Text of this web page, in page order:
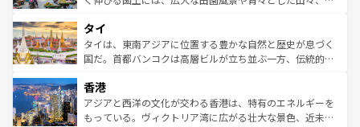
リティに包まれながら、韓国の多彩な魅力を心ゆくまで味
わってみてほしい。 なお、新着の韓国情報はコンテンツ一
覧を参照してほしい。
急速な発展と共に伝統が息づく。ハノイの古い町並みやホ
ーチミン市のフランス統治時代の建物も、独特の雰囲気を
醸し出している。また、バラエティの豊かさとおいしさで
とつ。フォーやバインミー、ベトナムコーヒーなどは、ぜ
ひ現地で味わいたい。どの地域を訪れてもあたたかい人々
が旅行者を迎えてくれるので、きっと忘れられない旅にな
タイ
タイは、東南アジアに位置する豊かな自然と歴史が息づく
国だ。首都バンコクは高層ビルが立ち並ぶ一方、伝統的な
の活気が交差している。北部ではチェンマイなどの山岳地
帯で自然と触れ合い、南部ではプーケットやクラビの美し
いビーチでリゾート気分を楽しむことができる。タイ料理
香港
アジアと西洋の文化が交わる香港は、特有のエネルギーを
もっている。ヴィクトリア湾に広がる壮大な景色、近未来